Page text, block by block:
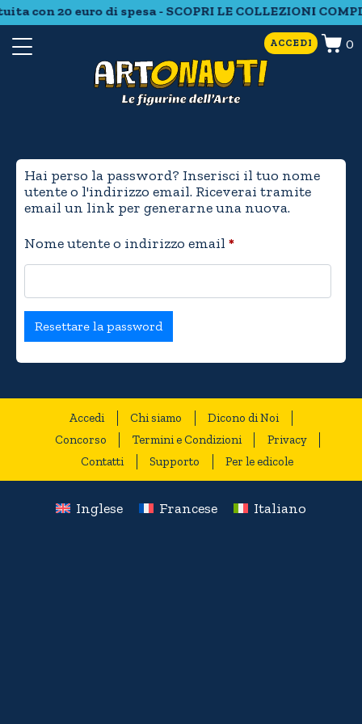
con 20 euro di spesa - SCOPRI LE COLLEZIONI
ACCEDI 0
Hai perso la password? Inserisci il tuo nome
utente o l'indirizzo email. Riceverai tramite
email un link per generarne una nuova.
Nome utente o indirizzo email *
Resettare la password
Accedi Chi siamo
Dicono di Noi
Concorso
Termini e Condizioni
Privacy
Contatti
Supporto Per le edicole
Inglese Francese Italiano